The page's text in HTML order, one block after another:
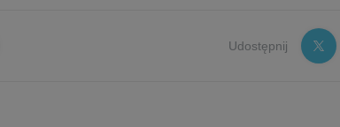
Udostępnij